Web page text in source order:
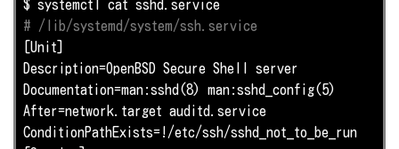
# /lib/systemd/system/ssh.service
[Unit]
Description=OpenBSD Secure Shell server
Documentation=man:sshd(8) man:sshd_config(5)
After=network.target auditd.service
ConditionPathExists=!/etc/ssh/sshd_not_to_be_run